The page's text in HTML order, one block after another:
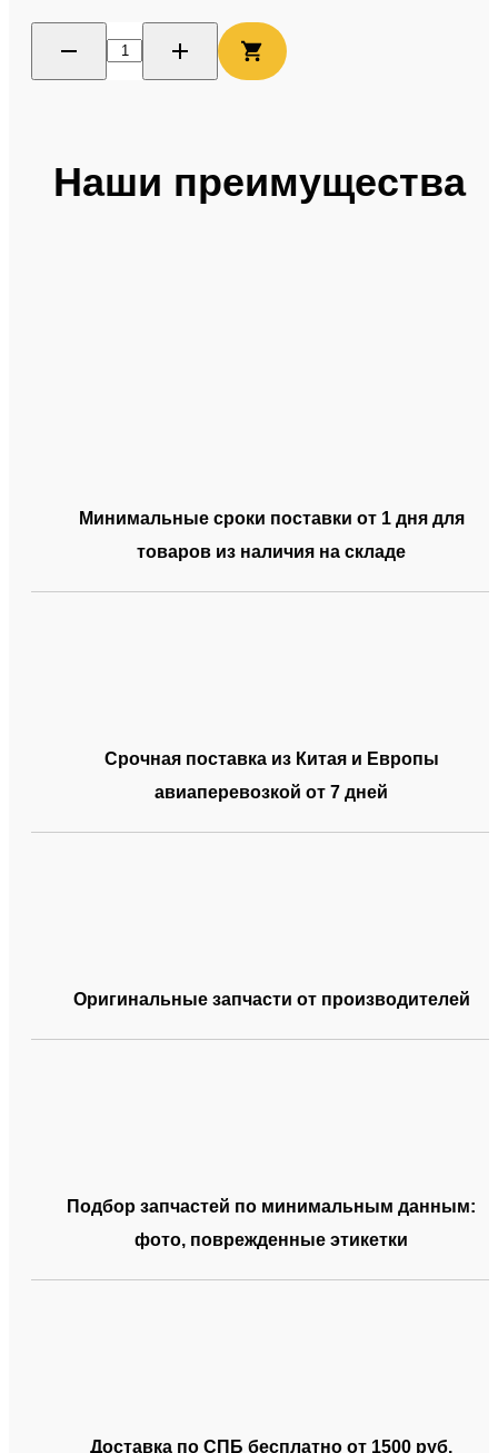
Наши преимущества
Минимальные сроки поставки от 1 дня для
товаров из наличия на складе
Срочная поставка из Китая и Европы
авиаперевозкой от 7 дней
Оригинальные запчасти от производителей
Подбор запчастей по минимальным данным:
фото, поврежденные этикетки
Доставка по СПБ бесплатно от 1500 руб.